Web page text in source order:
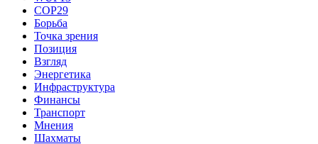
COP29
Борьба
Точка зрения
Позиция
Взгляд
Энергетика
Инфраструктура
Финансы
Транспорт
Мнения
Шахматы